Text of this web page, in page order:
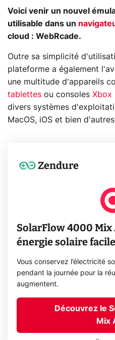
Voici venir un nouvel
utilisable dans un
cloud : WebRcade.
Outre sa simplicité
plateforme a également
une multitude d'appareils
tablettes ou consoles Xbox
divers systèmes
MacOS, iOS et bien
Zendure
SolarFlow 4000 Mix
énergie solaire
Vous conservez l’électricité
pendant la journée pour la
augmentent.
Découvrez le
Mix